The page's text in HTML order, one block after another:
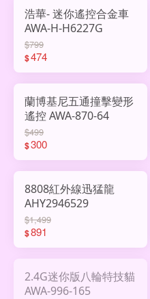
浩華- 迷你遙控合金車
AWA-H-H6227G
$799
$474
蘭博基尼五通撞擊變形
遙控 AWA-870-64
$499
$300
8808紅外線迅猛龍
AHY2946529
$1,499
$891
2.4G迷你版八輪特技貓
AWA-996-165